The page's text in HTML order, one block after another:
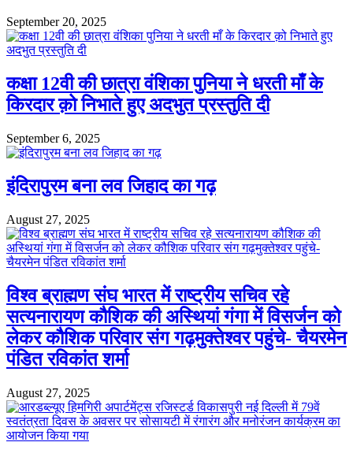
September 20, 2025
कक्षा 12वी की छात्रा वंशिका पुनिया ने धरती माँ के
किरदार क़ो निभाते हुए अदभुत प्रस्तुति दी
September 6, 2025
इंदिरापुरम बना लव जिहाद का गढ़
August 27, 2025
विश्व ब्राह्मण संघ भारत में राष्ट्रीय सचिव रहे
सत्यनारायण कौशिक की अस्थियां गंगा में विसर्जन को
लेकर कौशिक परिवार संग गढ़मुक्तेश्वर पहुंचे- चैयरमेन
पंडित रविकांत शर्मा
August 27, 2025